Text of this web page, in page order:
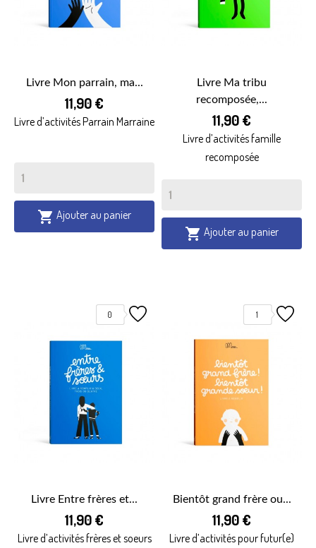
Livre Mon parrain, ma...
11,90 €
Livre d’activités Parrain Marraine
 Ajouter au panier
Livre Ma tribu
recomposée,...
11,90 €
Livre d’activités famille
recomposée
 Ajouter au panier
0
Livre Entre frères et...
11,90 €
Livre d’activités frères et soeurs
1
Bientôt grand frère ou...
11,90 €
Livre d’activités pour futur(e)